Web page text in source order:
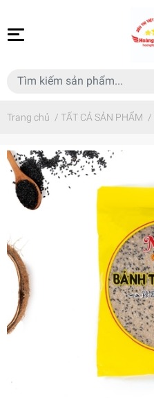
Trang chủ / TẤT CẢ SẢN PHẨM /